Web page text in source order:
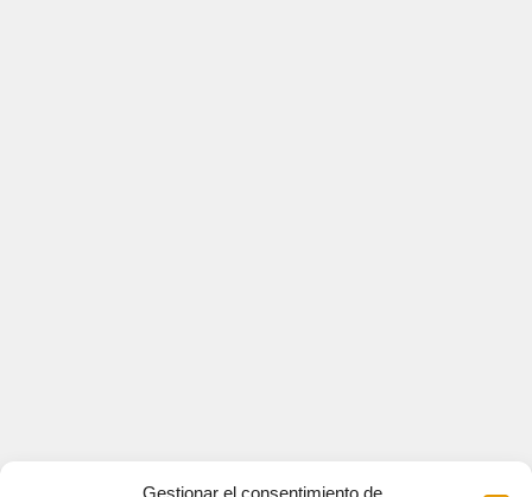
Gestionar el consentimiento de